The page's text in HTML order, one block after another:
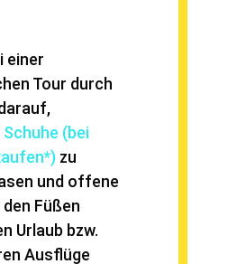
einer
Tour durch
Schuhe (bei
zu
und offene
Füßen
Urlaub bzw.
Ausflüge